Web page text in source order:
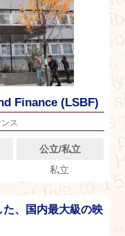
Finance (LSBF)
ス
公立/私立
私立
、国内最大級の映